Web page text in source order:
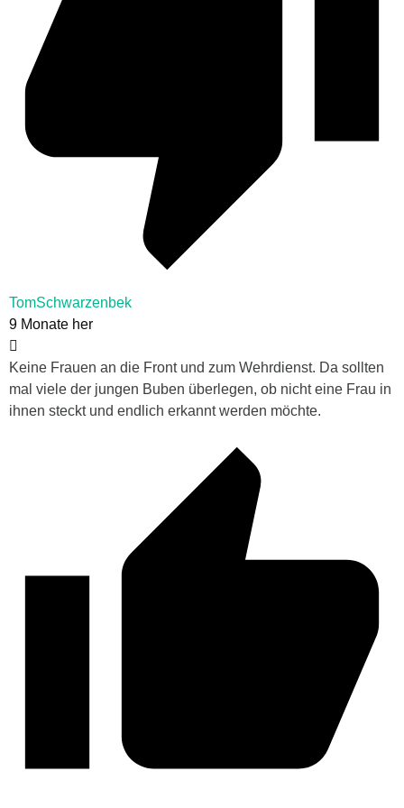
TomSchwarzenbek
9 Monate her
Keine Frauen an die Front und zum Wehrdienst. Da sollten
mal viele der jungen Buben überlegen, ob nicht eine Frau in
ihnen steckt und endlich erkannt werden möchte.